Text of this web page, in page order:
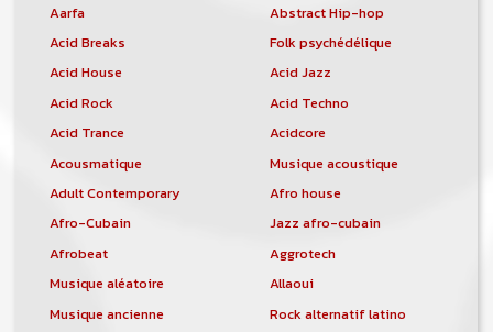
Aarfa
Abstract Hip-hop
Acid Breaks
Folk psychédélique
Acid House
Acid Jazz
Acid Rock
Acid Techno
Acid Trance
Acidcore
Acousmatique
Musique acoustique
Adult Contemporary
Afro house
Afro-Cubain
Jazz afro-cubain
Afrobeat
Aggrotech
Musique aléatoire
Allaoui
Musique ancienne
Rock alternatif latino